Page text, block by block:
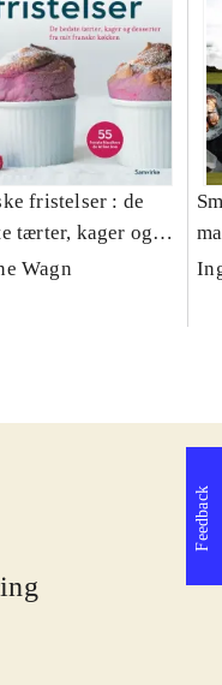
fristelser : de
tærter, kager og
fra mit franske
Wagn
Feedback